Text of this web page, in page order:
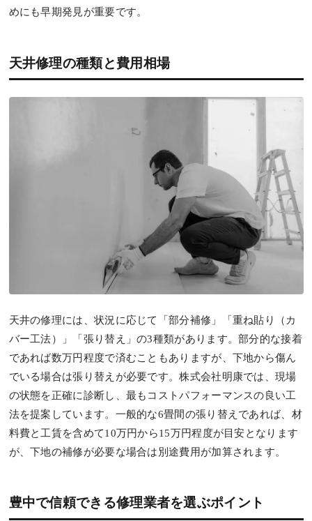
めにも早期発見が重要です。
天井修理の種類と費用相場
天井の修理には、状況に応じて「部分補修」「重ね貼り（カ
バー工法）」「張り替え」の3種類があります。部分的な接着
であれば数万円程度で済むこともありますが、下地から傷ん
でいる場合は張り替えが必要です。株式会社明康では、現場
の状態を正確に診断し、最もコストパフォーマンスの良い工
法を提案しています。一般的な6畳間の張り替えであれば、材
料費と工賃を含めて10万円から15万円程度が目安となります
が、下地の補修が必要な場合は別途費用が加算されます。
豊中で信頼できる修理業者を選ぶポイント